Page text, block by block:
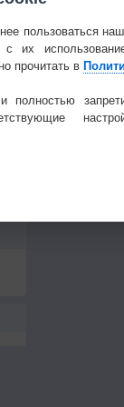
2-5
>10 км
> 1 км
>10 км
> 1 км
>
Гостевая
пользоваться
их
прочитать в
полностью